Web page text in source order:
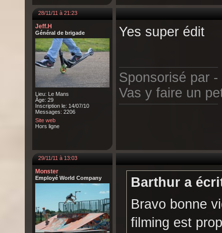
28/11/11 à 21:23
Jeff.H
Général de brigade
Lieu: Le Mans
Âge: 29
Inscription le: 14/07/10
Messages: 2206
Site web
Hors ligne
Yes super édit
Sponsorisé par -
Vas y faire un
29/11/11 à 13:03
Monster
Employé World Company
Barthur a
Bravo bonne
filming est